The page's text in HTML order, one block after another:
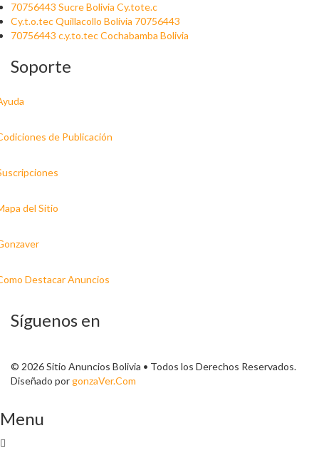
70756443 Sucre Bolivia Cy.tote.c
Cy.t.o.tec Quillacollo Bolivia 70756443
70756443 c.y.to.tec Cochabamba Bolivia
Soporte
de Publicación
del Sitio
Destacar Anuncios
Síguenos en
© 2026 Sitio Anuncios Bolivia • Todos los Derechos Reservados.
Diseñado porgonzaVer.Com
Menu